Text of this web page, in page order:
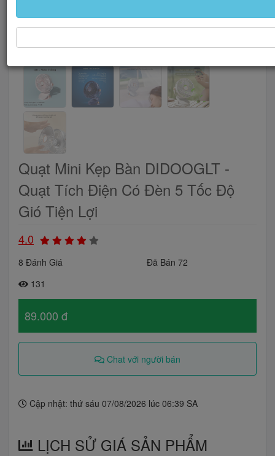
Quạt Mini Kẹp Bàn DIDOOGLT -
Quạt Tích Điện Có Đèn 5 Tốc Độ
Gió Tiện Lợi
4.0
8 Đánh Giá
Đã Bán 72
131
89.000 đ
Chat với người bán
Cập nhật: thứ sáu 07/08/2026 lúc 06:39 SA
LỊCH SỬ GIÁ SẢN PHẨM